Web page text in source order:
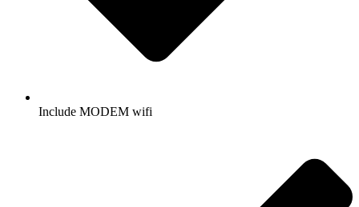
Include MODEM wifi